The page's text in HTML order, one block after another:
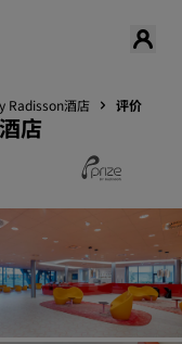
Radisson酒店 评价
店